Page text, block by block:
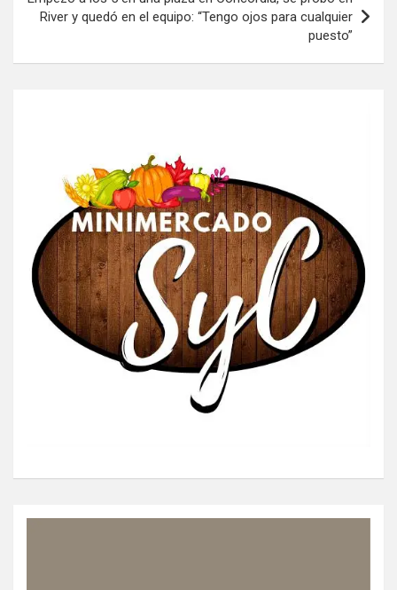
River y quedó en el equipo: “Tengo ojos para cualquier
puesto”